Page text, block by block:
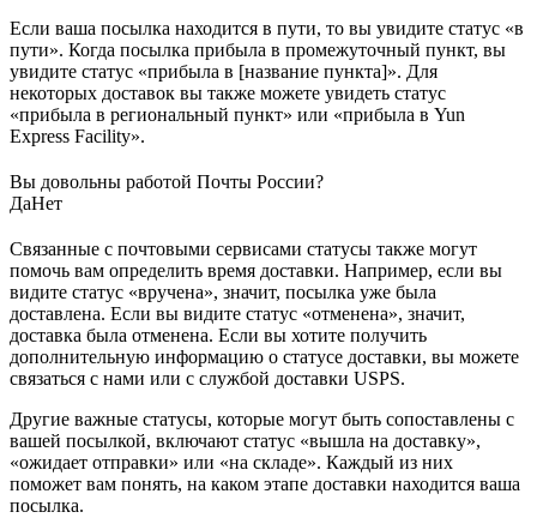
Если ваша посылка находится в пути, то вы увидите статус «в
пути». Когда посылка прибыла в промежуточный пункт, вы
увидите статус «прибыла в [название пункта]». Для
некоторых доставок вы также можете увидеть статус
«прибыла в региональный пункт» или «прибыла в Yun
Express Facility».
Вы довольны работой Почты России?
ДаНет
Связанные с почтовыми сервисами статусы также могут
помочь вам определить время доставки. Например, если вы
видите статус «вручена», значит, посылка уже была
доставлена. Если вы видите статус «отменена», значит,
доставка была отменена. Если вы хотите получить
дополнительную информацию о статусе доставки, вы можете
связаться с нами или с службой доставки USPS.
Другие важные статусы, которые могут быть сопоставлены с
вашей посылкой, включают статус «вышла на доставку»,
«ожидает отправки» или «на складе». Каждый из них
поможет вам понять, на каком этапе доставки находится ваша
посылка.